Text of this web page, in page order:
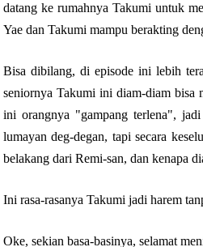
datang ke rumahnya Takumi untuk
Yae dan Takumi mampu berakting
Bisa dibilang, di episode ini lebih
seniornya Takumi ini diam-diam bisa
ini orangnya "gampang terlena",
lumayan deg-degan, tapi secara
belakang dari Remi-san, dan kenapa
Ini rasa-rasanya Takumi jadi harem
Oke, sekian basa-basinya, selamat